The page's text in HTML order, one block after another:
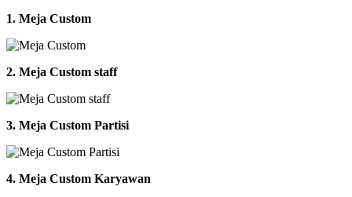
1. Meja Custom
2. Meja Custom staff
3. Meja Custom Partisi
4. Meja Custom Karyawan